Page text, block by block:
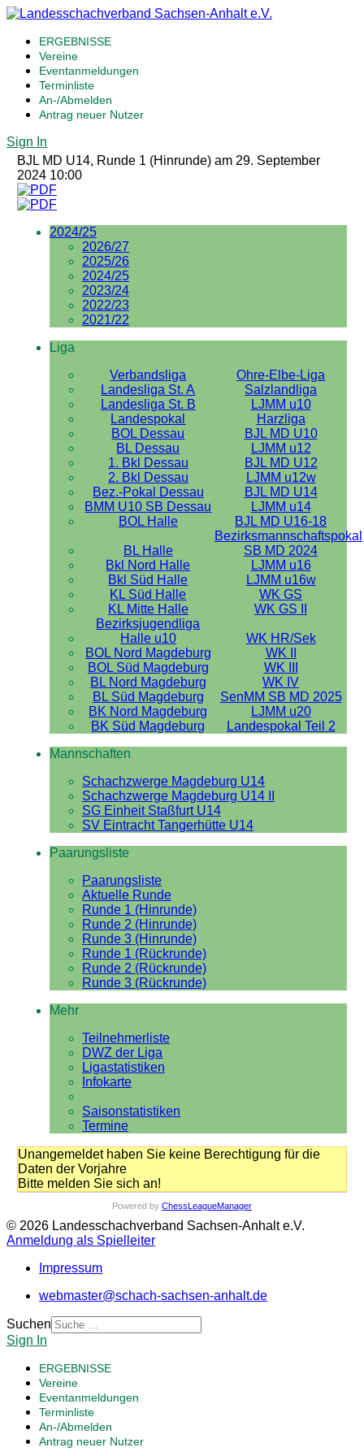
ERGEBNISSE
Vereine
Eventanmeldungen
Terminliste
An-/Abmelden
Antrag neuer Nutzer
Sign In
BJL MD U14, Runde 1 (Hinrunde) am 29. September
2024 10:00
2024/25
2026/27
2025/26
2024/25
2023/24
2022/23
2021/22
Liga
Verbandsliga
Ohre-Elbe-Liga
Landesliga St. A
Salzlandliga
Landesliga St. B
LJMM u10
Landespokal
Harzliga
BOL Dessau
BJL MD U10
BL Dessau
LJMM u12
1. Bkl Dessau
BJL MD U12
2. Bkl Dessau
LJMM u12w
Bez.-Pokal Dessau
BJL MD U14
BMM U10 SB Dessau
LJMM u14
BOL Halle
BJL MD U16-18
BL Halle
Bezirksmannschaftspokal
SB MD 2024
Bkl Nord Halle
LJMM u16
Bkl Süd Halle
LJMM u16w
KL Süd Halle
WK GS
KL Mitte Halle
WK GS II
Bezirksjugendliga
Halle u10
WK HR/Sek
BOL Nord Magdeburg
WK II
BOL Süd Magdeburg
WK III
BL Nord Magdeburg
WK IV
BL Süd Magdeburg
SenMM SB MD 2025
BK Nord Magdeburg
LJMM u20
BK Süd Magdeburg
Landespokal Teil 2
Mannschaften
Schachzwerge Magdeburg U14
Schachzwerge Magdeburg U14 II
SG Einheit Staßfurt U14
SV Eintracht Tangerhütte U14
Paarungsliste
Paarungsliste
Aktuelle Runde
Runde 1 (Hinrunde)
Runde 2 (Hinrunde)
Runde 3 (Hinrunde)
Runde 1 (Rückrunde)
Runde 2 (Rückrunde)
Runde 3 (Rückrunde)
Mehr
Teilnehmerliste
DWZ der Liga
Ligastatistiken
Infokarte
Saisonstatistiken
Termine
Unangemeldet haben Sie keine Berechtigung für die
Daten der Vorjahre
Bitte melden Sie sich an!
Powered by ChessLeagueManager
© 2026 Landesschachverband Sachsen-Anhalt e.V.
Anmeldung als Spielleiter
Impressum
webmaster@schach-sachsen-anhalt.de
Suchen
Sign In
ERGEBNISSE
Vereine
Eventanmeldungen
Terminliste
An-/Abmelden
Antrag neuer Nutzer